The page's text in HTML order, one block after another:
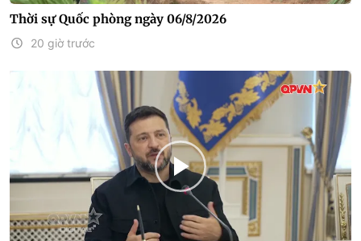
Thời sự Quốc phòng ngày 06/8/2026
20 giờ trước